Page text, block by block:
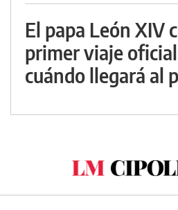
El papa León XIV
primer viaje
cuándo llegará al